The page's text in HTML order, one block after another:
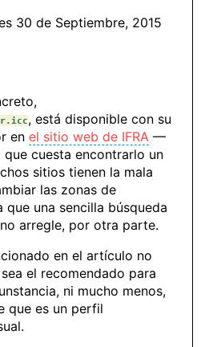
30 de Septiembre, 2015
, está disponible con su
en el sitio web de IFRA —
cuesta encontrarlo un
sitios tienen la mala
las zonas de
que una sencilla búsqueda
arregle, por otra parte.
en el artículo no
el recomendado para
ni mucho menos,
que es un perfil